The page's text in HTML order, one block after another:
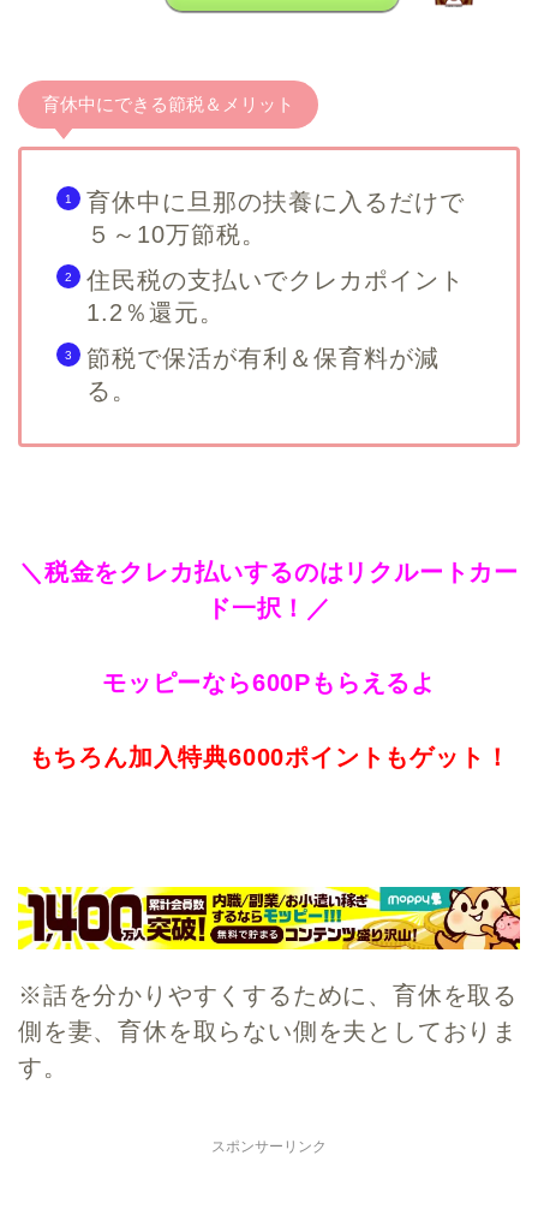
育休中にできる節税＆メリット
育休中に旦那の扶養に入るだけで
５～10万節税。
住民税の支払いでクレカポイント
1.2％還元。
節税で保活が有利＆保育料が減
る。
＼税金をクレカ払いするのはリクルートカー
ド一択！／
モッピーなら600Pもらえるよ
もちろん加入特典6000ポイントもゲット！
※話を分かりやすくするために、育休を取る
側を妻、育休を取らない側を夫としておりま
す。
スポンサーリンク